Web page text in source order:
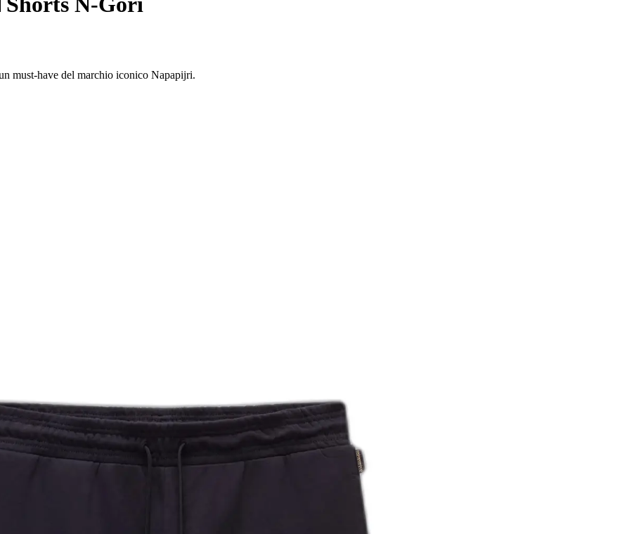
must-have del marchio iconico Napapijri.